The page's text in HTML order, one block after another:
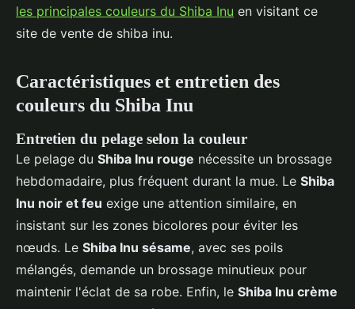
les principales couleurs du Shiba Inu en visitant ce
site de vente de shiba inu.
Caractéristiques et entretien des
couleurs du Shiba Inu
Entretien du pelage selon la couleur
Le pelage du Shiba Inu rouge nécessite un brossage
hebdomadaire, plus fréquent durant la mue. Le Shiba
Inu noir et feu exige une attention similaire, en
insistant sur les zones bicolores pour éviter les
nœuds. Le Shiba Inu sésame, avec ses poils
mélangés, demande un brossage minutieux pour
maintenir l'éclat de sa robe. Enfin, le Shiba Inu crème